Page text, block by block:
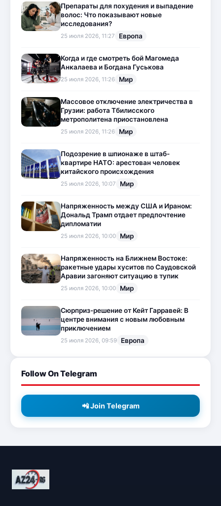
Препараты для похудения и выпадение
волос: Что показывают новые
исследования?
25 июля 2026, 11:27 Европа
Когда и где смотреть бой Магомеда
Анкалаева и Богдана Гуськова
25 июля 2026, 11:26 Мир
Массовое отключение электричества в
Грузии: работа Тбилисского
метрополитена приостановлена
25 июля 2026, 11:26 Мир
Подозрение в шпионаже в штаб-
квартире НАТО: арестован человек
китайского происхождения
25 июля 2026, 10:07 Мир
Напряженность между США и Ираном:
Дональд Трамп отдает предпочтение
дипломатии
25 июля 2026, 10:00 Мир
Напряженность на Ближнем Востоке:
ракетные удары хуситов по Саудовской
Аравии загоняют ситуацию в тупик
25 июля 2026, 10:00 Мир
Сюрприз-решение от Кейт Гарравей: В
центре внимания с новым любовным
приключением
25 июля 2026, 09:59 Европа
Follow On Telegram
📲 Join Telegram